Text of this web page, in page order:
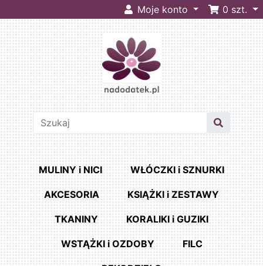
Moje konto 0 szt.
MULINY i NICI WŁÓCZKI i SZNURKI
AKCESORIA KSIĄŻKI i ZESTAWY
TKANINY KORALIKI i GUZIKI
WSTĄŻKI i OZDOBY FILC